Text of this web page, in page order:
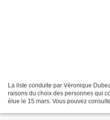
La liste conduite par Véronique
raisons du choix des personnes qui
élue le 15 mars. Vous pouvez